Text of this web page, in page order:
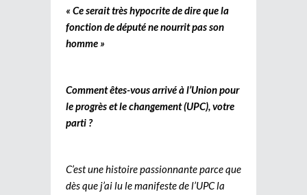
« Ce serait très hypocrite de dire que la
fonction de député ne nourrit pas son
homme »
Comment êtes-vous arrivé à l’Union pour
le progrès et le changement (UPC), votre
parti ?
C’est une histoire passionnante parce que
dès que j’ai lu le manifeste de l’UPC la